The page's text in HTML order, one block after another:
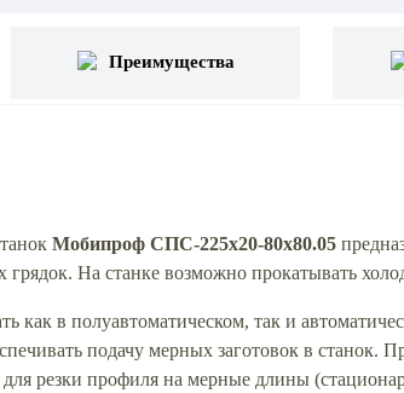
Преимущества
Мобипроф СПС-225x20-80x80.05
грядок. На станке возможно прокатывать
как в полуавтоматическом, так и
подачу мерных заготовок в станок.
для резки профиля на мерные длины